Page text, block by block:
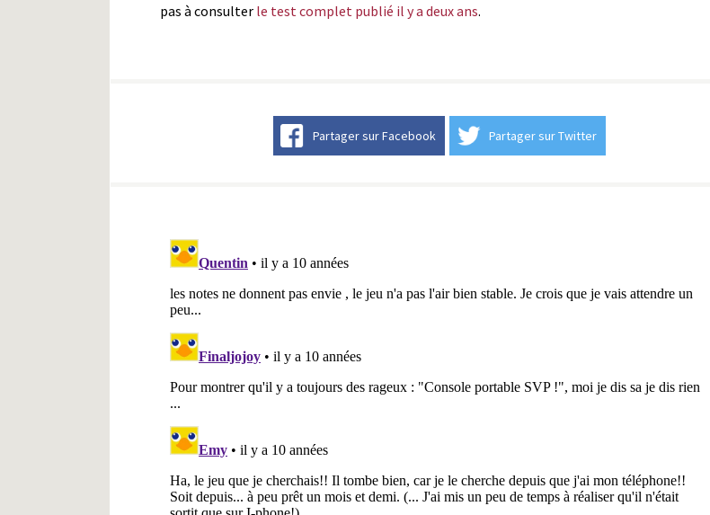
pas à consulter le test complet publié il y a deux ans.
Partager sur Facebook Partager sur Twitter